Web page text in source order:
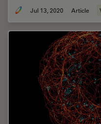
Jul 13, 2020 Article